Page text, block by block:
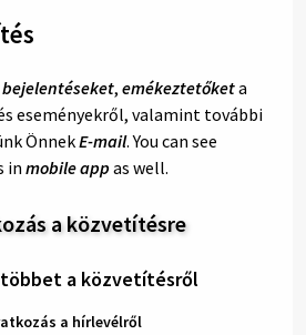
bejelentéseket, emékeztetőketa
eseményekről, valamint további
ÖnnekE-mail. You can see
in mobile app as well.
a közvetítésre
többet a közvetítésről
a hírlevélről